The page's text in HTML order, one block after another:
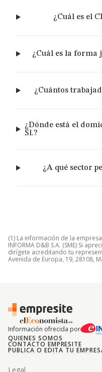
¿Cuál es el
¿Cuál es la forma
¿Cuántos
¿Dónde está el
Sl.?
¿A qué sector
(1) La información de la
INFORMA D&B S.A. (SME) Si
dirígete acreditando tu
Avenida de Europa, 19, 28108,
Información ofrecida por
QUIENES SOMOS
CONTACTO EMPRESITE
PUBLICA O EDITA TU
Legal